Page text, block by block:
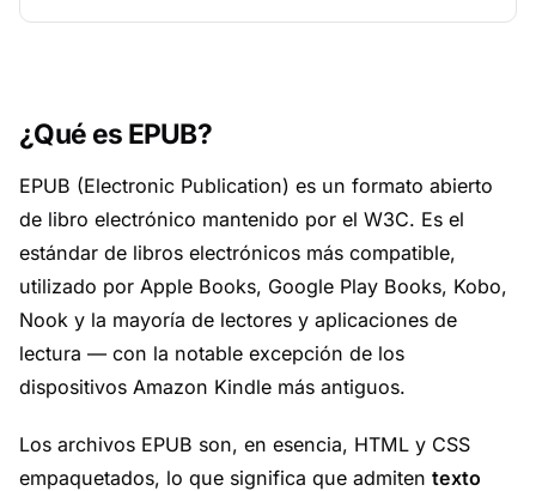
¿Qué es EPUB?
EPUB (Electronic Publication) es un formato abierto
de libro electrónico mantenido por el W3C. Es el
estándar de libros electrónicos más compatible,
utilizado por Apple Books, Google Play Books, Kobo,
Nook y la mayoría de lectores y aplicaciones de
lectura — con la notable excepción de los
dispositivos Amazon Kindle más antiguos.
Los archivos EPUB son, en esencia, HTML y CSS
empaquetados, lo que significa que admiten texto